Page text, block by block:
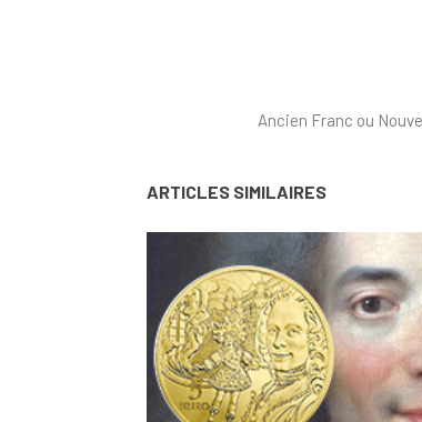
Ancien Franc ou
ARTICLES SIMILAIRES